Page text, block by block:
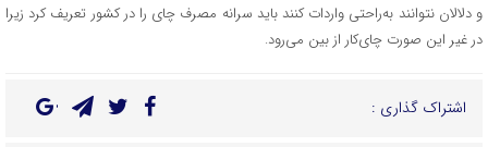
و دلالان نتوانند به‌راحتی واردات کنند باید سرانه مصرف چای را در کشور تعریف کرد زیرا
در غیر این صورت چای‌کار از بین می‌رود.
اشتراک گذاری :